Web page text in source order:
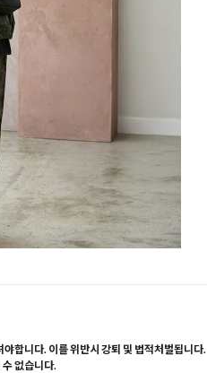
합니다. 이를 위반시 강퇴 및 법적처벌됩니다.
없습니다.